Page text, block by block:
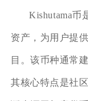
Kishutama币
资产，为用户提
目。该币种通常
其核心特点是社